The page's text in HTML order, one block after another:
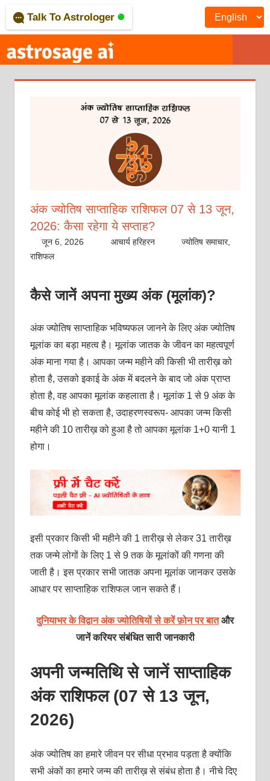
content
JOURNAL
–
ASTROSAGE
MAGAZINE
Talk To Astrologer
अंक ज्योतिष साप्ताहिक राशिफल 07 से 13 जून,
2026: कैसा रहेगा ये सप्‍ताह?
जून 6, 2026 आचार्य हरिहरन ज्योतिष समाचार,
राशिफल
कैसे जानें अपना मुख्य अंक (मूलांक)?
अंक ज्योतिष साप्ताहिक भविष्यफल जानने के लिए अंक ज्योतिष
मूलांक का बड़ा महत्व है। मूलांक जातक के जीवन का महत्वपूर्ण
अंक माना गया है। आपका जन्म महीने की किसी भी तारीख़ को
होता है, उसको इकाई के अंक में बदलने के बाद जो अंक प्राप्त
होता है, वह आपका मूलांक कहलाता है। मूलांक 1 से 9 अंक के
बीच कोई भी हो सकता है, उदाहरणस्वरूप- आपका जन्म किसी
महीने की 10 तारीख़ को हुआ है तो आपका मूलांक 1+0 यानी 1
होगा।
इसी प्रकार किसी भी महीने की 1 तारीख़ से लेकर 31 तारीख़
तक जन्मे लोगों के लिए 1 से 9 तक के मूलांकों की गणना की
जाती है। इस प्रकार सभी जातक अपना मूलांक जानकर उसके
आधार पर साप्ताहिक राशिफल जान सकते हैं।
दुनियाभर के विद्वान अंक ज्योतिषियों से करें फ़ोन पर बातऔर
जानें करियर संबंधित सारी जानकारी
अपनी जन्मतिथि से जानें साप्ताहिक
अंक राशिफल (07 से 13 जून,
2026)
अंक ज्योतिष का हमारे जीवन पर सीधा प्रभाव पड़ता है क्योंकि
सभी अंकों का हमारे जन्म की तारीख़ से संबंध होता है। नीचे दिए